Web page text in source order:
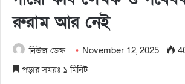
রুরাম আর নেই
নিউজ ডেস্ক November 12, 2025
পড়ার সময়ঃ ১ মিনিট